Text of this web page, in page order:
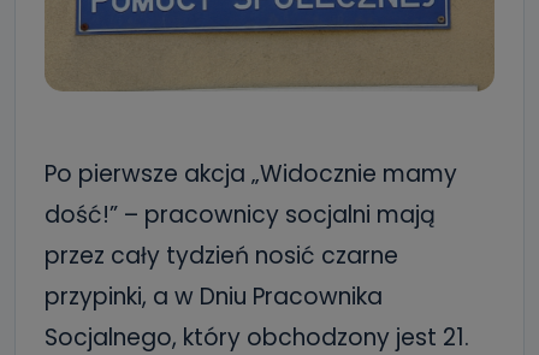
Po pierwsze akcja „Widocznie mamy
dość!” – pracownicy socjalni mają
przez cały tydzień nosić czarne
przypinki, a w Dniu Pracownika
Socjalnego, który obchodzony jest 21.